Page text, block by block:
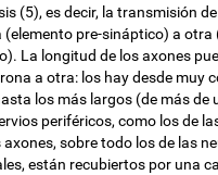
(5), es decir, la transmisión
(elemento pre-sináptico) a otra
La longitud de los axones
a otra: los hay desde muy
los más largos (de más de
periféricos, como los de
axones, sobre todo los de las
están recubiertos por una